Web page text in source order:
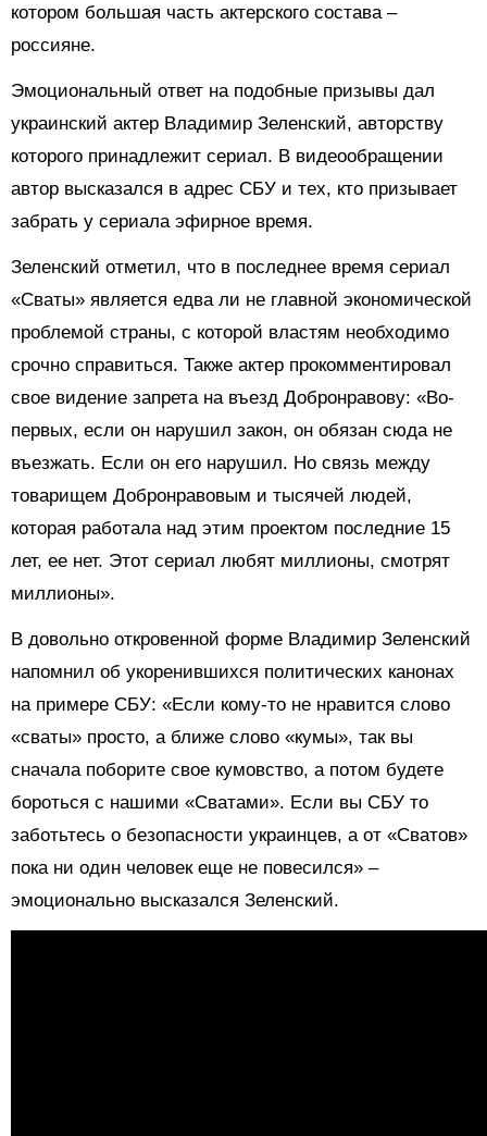
котором большая часть актерского состава –
россияне.
Эмоциональный ответ на подобные призывы дал
украинский актер Владимир Зеленский, авторству
которого принадлежит сериал. В видеообращении
автор высказался в адрес СБУ и тех, кто призывает
забрать у сериала эфирное время.
Зеленский отметил, что в последнее время сериал
«Сваты» является едва ли не главной экономической
проблемой страны, с которой властям необходимо
срочно справиться. Также актер прокомментировал
свое видение запрета на въезд Добронравову: «Во-
первых, если он нарушил закон, он обязан сюда не
въезжать. Если он его нарушил. Но связь между
товарищем Добронравовым и тысячей людей,
которая работала над этим проектом последние 15
лет, ее нет. Этот сериал любят миллионы, смотрят
миллионы».
В довольно откровенной форме Владимир Зеленский
напомнил об укоренившихся политических канонах
на примере СБУ: «Если кому-то не нравится слово
«сваты» просто, а ближе слово «кумы», так вы
сначала поборите свое кумовство, а потом будете
бороться с нашими «Сватами». Если вы СБУ то
заботьтесь о безопасности украинцев, а от «Сватов»
пока ни один человек еще не повесился» –
эмоционально высказался Зеленский.